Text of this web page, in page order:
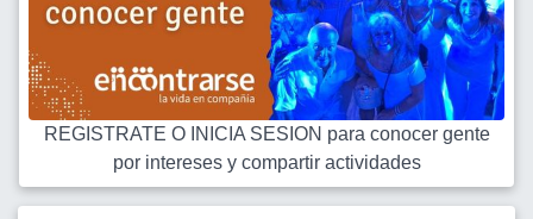
REGISTRATE O INICIA SESION para conocer gente
por intereses y compartir actividades